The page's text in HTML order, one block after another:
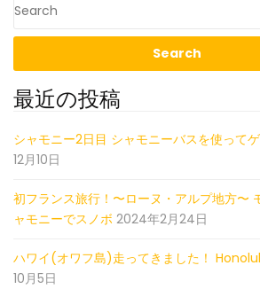
最近の投稿
シャモニー2日目 シャモニーバスを使って
12月10日
初フランス旅行！〜ローヌ・アルプ地方〜
ャモニーでスノボ 2024年2月24日
ハワイ(オワフ島)走ってきました！
10月5日